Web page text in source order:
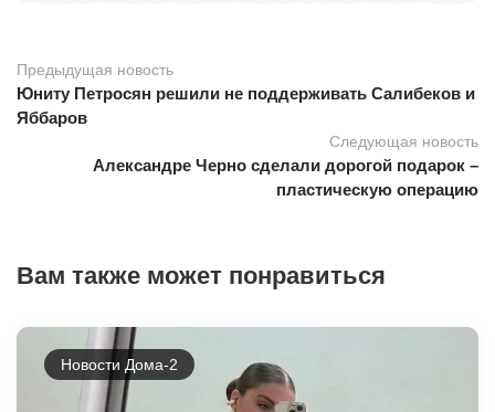
Предыдущая новость
Юниту Петросян решили не поддерживать Салибеков и
Яббаров
Следующая новость
Александре Чepнo сделали дорогой подарок –
пластическую операцию
Вам также может понравиться
Новости Дома-2